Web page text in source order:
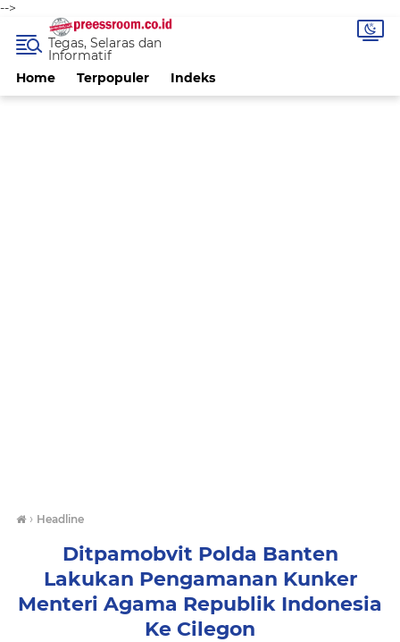
-->
Home Terpopuler Indeks
Tegas, Selaras dan
Informatif
› Headline
Ditpamobvit Polda Banten
Lakukan Pengamanan Kunker
Menteri Agama Republik Indonesia
Ke Cilegon